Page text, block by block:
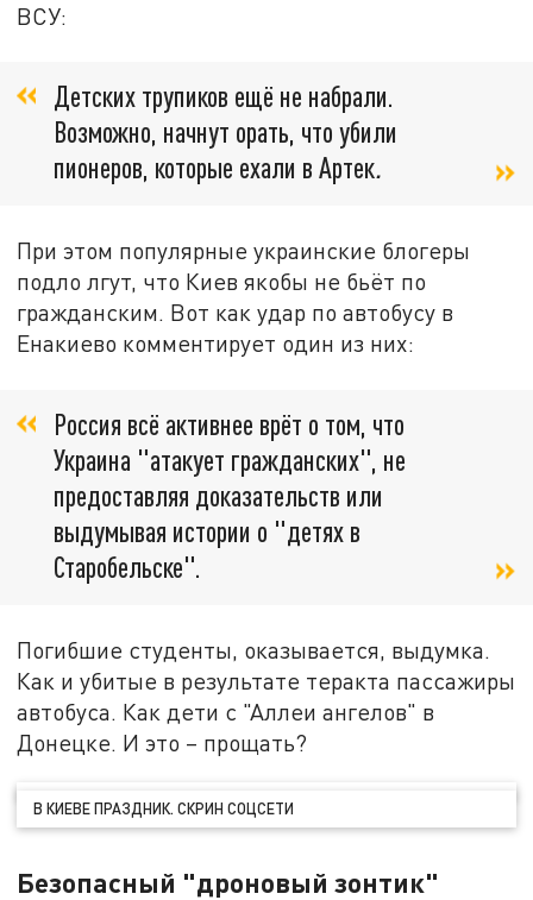
ВСУ:
Детских трупиков ещё не набрали.
Возможно, начнут орать, что убили
пионеров, которые ехали в Артек.
При этом популярные украинские блогеры
подло лгут, что Киев якобы не бьёт по
гражданским. Вот как удар по автобусу в
Енакиево комментирует один из них:
Россия всё активнее врёт о том, что
Украина "атакует гражданских", не
предоставляя доказательств или
выдумывая истории о "детях в
Старобельске".
Погибшие студенты, оказывается, выдумка.
Как и убитые в результате теракта пассажиры
автобуса. Как дети с "Аллеи ангелов" в
Донецке. И это – прощать?
В КИЕВЕ ПРАЗДНИК. СКРИН СОЦСЕТИ
Безопасный "дроновый зонтик"